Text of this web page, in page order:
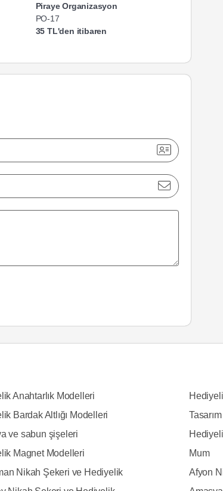
Piraye Organizasyon
PO-17
35 TL'den itibaren
Anahtarlık Modelleri
Bardak Altlığı Modelleri
ve sabun şişeleri
Magnet Modelleri
Mum
Nikah Şekeri ve Hediyelik
Afyon